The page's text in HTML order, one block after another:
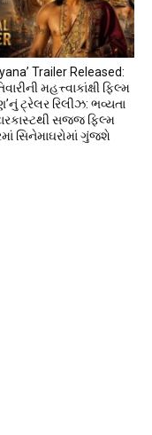
Trailer Released:
મહત્ત્વાકાંક્ષી ફિલ્મ
ટ્રેલર રિલીઝ: ભવ્યતા
સજ્જ ફિલ્મ
સિનેમાઘરોમાં ગુંજશે